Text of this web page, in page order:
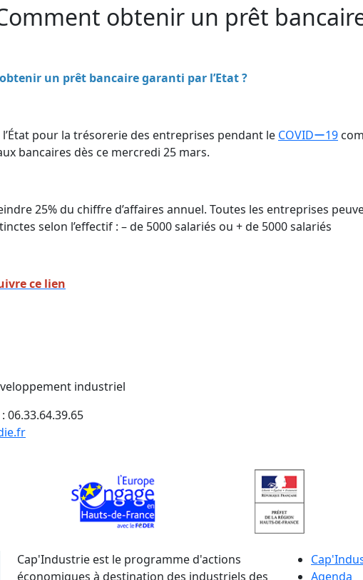
obtenir un prêt
un prêt bancaire garanti par l’Etat ?
pour la trésorerie des entreprises pendant le COVIDー19
bancaires dès ce mercredi 25 mars.
25% du chiffre d’affaires annuel. Toutes les entreprises
selon l’effectif : – de 5000 salariés ou + de 5000 salariés
ce lien
industriel
06.33.64.39.65
Cap'Industrie est le programme d'actions
économiques à destination des industriels des
Agenda